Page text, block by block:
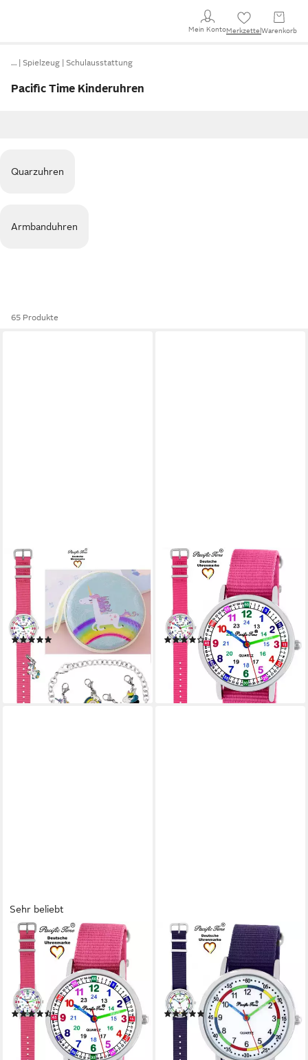
Mein KontoMerkzettel Warenkorb
… Spielzeug Schulausstattung
Pacific Time Kinderuhren
Quarzuhren
Armbanduhren
65 Produkte
PACIFIC TIME
Quarzuhr Kinder Armbanduhr
Lernuhr Wechselarmband mit
Einhorn Charms, Mix und
Match Design - Gratis
Versand
39,99 €
lieferbar - in 2-3 Werktagen bei dir
PACIFIC TIME
Quarzuhr Kinder Armbanduhr
Lernuhr nachhaltiges
Wechselarmband, Mix und
Match Design - Gratis
Versand
(9)
29,99 €
lieferbar - in 2-3 Werktagen bei dir
+1
Sehr beliebt
PACIFIC TIME
Quarzuhr Kinder Armbanduhr
Lernuhr Wechselarmband,
Mix und Match Design - Gratis
Versand
(20)
26,99 €
lieferbar - in 2-3 Werktagen bei dir
+6
PACIFIC TIME
Quarzuhr Kinder Armbanduhr
First Lernuhr
Wechselarmband, Mix und
Match Design - Gratis
Versand
(5)
26,99 €
lieferbar - in 2-3 Werktagen bei dir
+9